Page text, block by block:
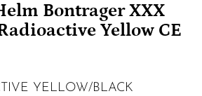
Bontrager XXX
Yellow CE
YELLOW/BLACK